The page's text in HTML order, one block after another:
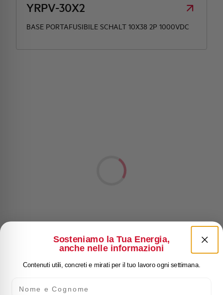
YRPV-30X2
BASE PORTAFUSIBILE SCHALT 10X38 2P 1000VDC
Sosteniamo la Tua Energia,
anche nelle informazioni
Contenuti utili, concreti e mirati per il tuo lavoro ogni settimana.